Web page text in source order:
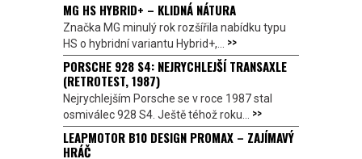
MG HS HYBRID+ – KLIDNÁ NÁTURA
Značka MG minulý rok rozšířila nabídku typu
HS o hybridní variantu Hybrid+,... >>
PORSCHE 928 S4: NEJRYCHLEJŠÍ TRANSAXLE
(RETROTEST, 1987)
Nejrychlejším Porsche se v roce 1987 stal
osmiválec 928 S4. Ještě téhož roku... >>
LEAPMOTOR B10 DESIGN PROMAX – ZAJÍMAVÝ
HRÁČ